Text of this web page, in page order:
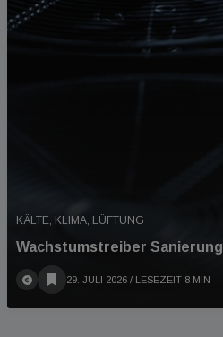
KÄLTE, KLIMA, LÜFTUNG
Wachstumstreiber Sanierung
29. JULI 2026 / LESEZEIT 8 MIN